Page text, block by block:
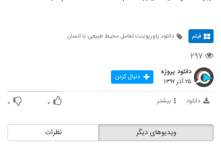
فیلم دانلود پاورپوینت تعامل محیط طبیعی با انسان
۲۹۷
دانلود پروژه
۲۵ آذر ۱۳۹۷ دنبال کردن
دانلود بیشتر ۰ ۰
نظرات ویدیوهای دیگر